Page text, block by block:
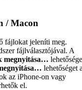
/ Macon
fájlokat jeleníti meg.
fájlválasztójával. A
megnyitása…
lehetőséget
az iPhone-on vagy
el.